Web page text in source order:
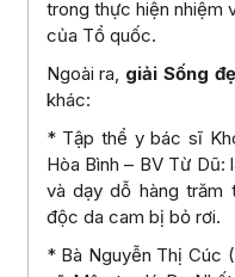
trong thực hiện nhiệm
của Tổ quốc.
Ngoài ra, giải Sống
khác:
* Tập thể y bác sĩ
Hòa Bình – BV Từ Dũ:
và dạy dỗ hàng trăm
độc da cam bị bỏ rơi.
* Bà Nguyễn Thị Cúc